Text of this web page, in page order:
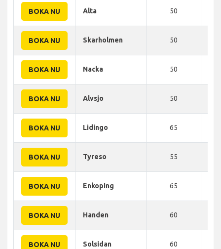
BOKA NU Alta 50
BOKA NU Skarholmen 50
BOKA NU Nacka 50
BOKA NU Alvsjo 50
BOKA NU Lidingo 65
BOKA NU Tyreso 55
BOKA NU Enkoping 65
BOKA NU Handen 60
BOKA NU Solsidan 60